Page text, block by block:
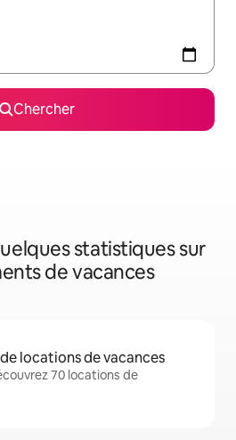
Chercher
statistiques sur
de vacances
locations de vacances
70 locations de